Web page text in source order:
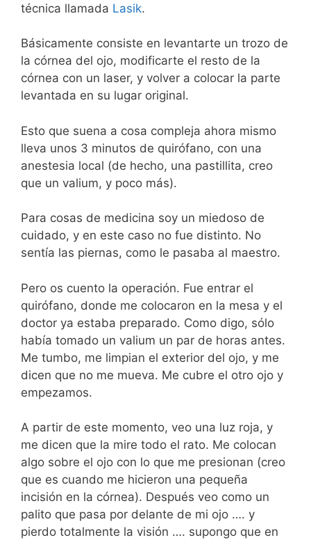
técnica llamada Lasik.
Básicamente consiste en levantarte un trozo de
la córnea del ojo, modificarte el resto de la
córnea con un laser, y volver a colocar la parte
levantada en su lugar original.
Esto que suena a cosa compleja ahora mismo
lleva unos 3 minutos de quirófano, con una
anestesia local (de hecho, una pastillita, creo
que un valium, y poco más).
Para cosas de medicina soy un miedoso de
cuidado, y en este caso no fue distinto. No
sentía las piernas, como le pasaba al maestro.
Pero os cuento la operación. Fue entrar el
quirófano, donde me colocaron en la mesa y el
doctor ya estaba preparado. Como digo, sólo
había tomado un valium un par de horas antes.
Me tumbo, me limpian el exterior del ojo, y me
dicen que no me mueva. Me cubre el otro ojo y
empezamos.
A partir de este momento, veo una luz roja, y
me dicen que la mire todo el rato. Me colocan
algo sobre el ojo con lo que me presionan (creo
que es cuando me hicieron una pequeña
incisión en la córnea). Después veo como un
palito que pasa por delante de mi ojo …. y
pierdo totalmente la visión …. supongo que en